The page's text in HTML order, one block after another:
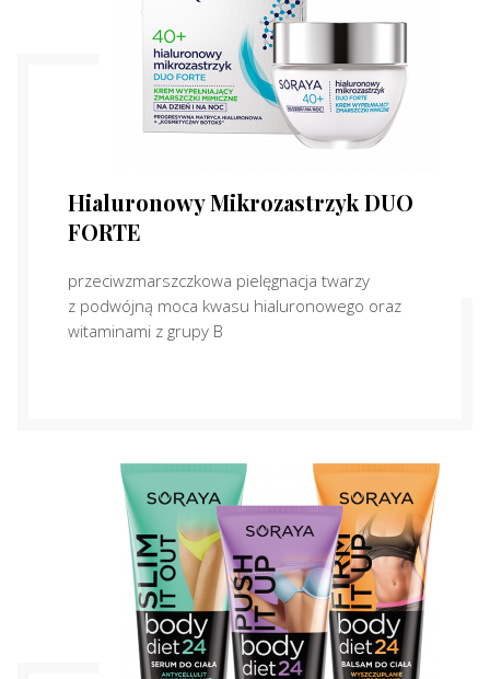
Hialuronowy Mikrozastrzyk DUO
FORTE
przeciwzmarszczkowa pielęgnacja twarzy
z podwójną moca kwasu hialuronowego oraz
witaminami z grupy B